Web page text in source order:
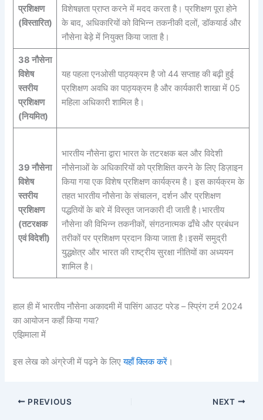
प्रशिक्षण
(विस्तारित)
विशेषज्ञता प्राप्त करने में मदद करता है। प्रशिक्षण पूरा होने
के बाद, अधिकारियों को विभिन्न तकनीकी दलों, डॉकयार्ड और
नौसेना बेड़े में नियुक्त किया जाता है।
38 नौसेना
विशेष
स्तरीय
प्रशिक्षण
(नियमित)
यह पहला एनओसी पाठ्यक्रम है जो 44 सप्ताह की बढ़ी हुई
प्रशिक्षण अवधि का पाठ्यक्रम है और कार्यकारी शाखा में 05
महिला अधिकारी शामिल है।
39 नौसेना
विशेष
स्तरीय
प्रशिक्षण
(तटरक्षक
एवं विदेशी)
भारतीय नौसेना द्वारा भारत के तटरक्षक बल और विदेशी
नौसेनाओं के अधिकारियों को प्रशिक्षित करने के लिए डिज़ाइन
किया गया एक विशेष प्रशिक्षण कार्यक्रम है। इस कार्यक्रम के
तहत भारतीय नौसेना के संचालन, दर्शन और प्रशिक्षण
पद्धतियों के बारे में विस्तृत जानकारी दी जाती है।भारतीय
नौसेना की विभिन्न तकनीकों, संगठनात्मक ढाँचे और प्रबंधन
तरीकों पर प्रशिक्षण प्रदान किया जाता है।इसमें समुद्री
युद्धक्षेत्र और भारत की राष्ट्रीय सुरक्षा नीतियों का अध्ययन
शामिल है।
हाल ही में भारतीय नौसेना अकादमी में पासिंग आउट परेड – स्प्रिंग टर्म 2024
का आयोजन कहाँ किया गया?
एझिमाला में
इस लेख को अंग्रेजी में पढ़ने के लिएयहाँ क्लिक करें ।
PREVIOUS NEXT